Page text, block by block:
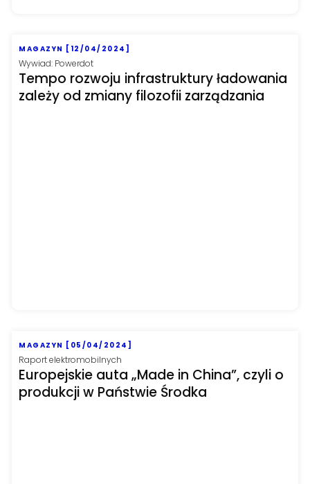
MAGAZYN [12/04/2024]
Wywiad: Powerdot
Tempo rozwoju infrastruktury ładowania
zależy od zmiany filozofii zarządzania
MAGAZYN [05/04/2024]
Raport elektromobilnych
Europejskie auta „Made in China”, czyli o
produkcji w Państwie Środka